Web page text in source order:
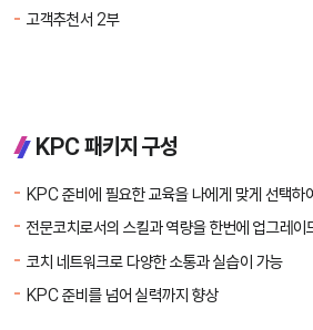
고객추천서 2부
KPC 패키지 구성
KPC 준비에 필요한 교육을 나에게 맞게 선택하
전문코치로서의 스킬과 역량을 한번에 업그레이
코치 네트워크로 다양한 소통과 실습이 가능
KPC 준비를 넘어 실력까지 향상